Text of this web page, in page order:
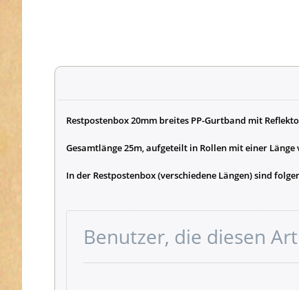
Restpostenbox 20mm breites PP-Gurtband mit
Gesamtlänge 25m, aufgeteilt in Rollen mit einer Länge
In der Restpostenbox (verschiedene Längen) sind
Benutzer, die diesen